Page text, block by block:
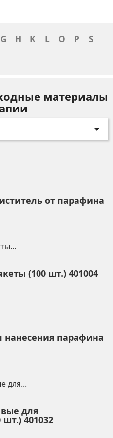
G H K L O P
S
материалы

от парафина
(100 шт.) 401004
нанесения парафина
для
401032